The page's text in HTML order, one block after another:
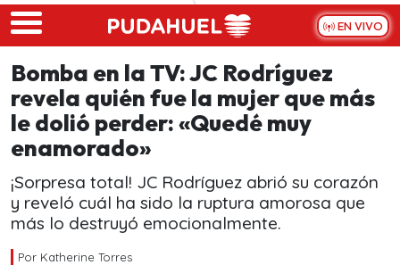
Skip to main content
EN VIVO
Bomba en la TV: JC Rodríguez
revela quién fue la mujer que más
le dolió perder: «Quedé muy
enamorado»
¡Sorpresa total! JC Rodríguez abrió su corazón
y reveló cuál ha sido la ruptura amorosa que
más lo destruyó emocionalmente.
Por Katherine Torres